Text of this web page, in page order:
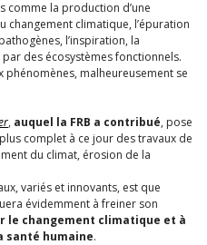
comme la production d’une
changement climatique, l’épuration
l’inspiration, la
des écosystèmes fonctionnels.
phénomènes, malheureusement se
, auquel la FRB a contribué, pose
complet à ce jour des travaux de
du climat, érosion de la
variés et innovants, est que
évidemment à freiner son
le changement climatique et à
santé humaine.